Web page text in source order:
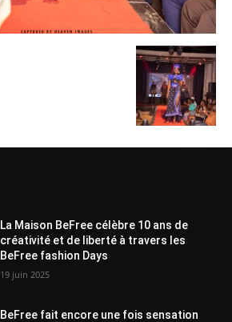
La Maison BeFree célèbre 10 ans de
créativité et de liberté à travers les
BeFree fashion Days
19 juin 2025
BeFree fait encore une fois sensation